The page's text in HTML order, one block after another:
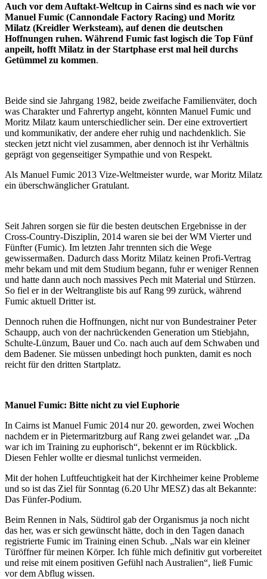
Auch vor dem Auftakt-Weltcup in Cairns sind es nach wie vor
Manuel Fumic (Cannondale Factory Racing) und Moritz
Milatz (Kreidler Werksteam), auf denen die deutschen
Hoffnungen ruhen. Während Fumic fast logisch die Top Fünf
anpeilt, hofft Milatz in der Startphase erst mal heil durchs
Getümmel zu kommen.
Beide sind sie Jahrgang 1982, beide zweifache Familienväter, doch
was Charakter und Fahrertyp angeht, könnten Manuel Fumic und
Moritz Milatz kaum unterschiedlicher sein. Der eine extrovertiert
und kommunikativ, der andere eher ruhig und nachdenklich. Sie
stecken jetzt nicht viel zusammen, aber dennoch ist ihr Verhältnis
geprägt von gegenseitiger Sympathie und von Respekt.
Als Manuel Fumic 2013 Vize-Weltmeister wurde, war Moritz Milatz
ein überschwänglicher Gratulant.
Seit Jahren sorgen sie für die besten deutschen Ergebnisse in der
Cross-Country-Disziplin, 2014 waren sie bei der WM Vierter und
Fünfter (Fumic). Im letzten Jahr trennten sich die Wege
gewissermaßen. Dadurch dass Moritz Milatz keinen Profi-Vertrag
mehr bekam und mit dem Studium begann, fuhr er weniger Rennen
und hatte dann auch noch massives Pech mit Material und Stürzen.
So fiel er in der Weltrangliste bis auf Rang 99 zurück, während
Fumic aktuell Dritter ist.
Dennoch ruhen die Hoffnungen, nicht nur von Bundestrainer Peter
Schaupp, auch von der nachrückenden Generation um Stiebjahn,
Schulte-Lünzum, Bauer und Co. nach auch auf dem Schwaben und
dem Badener. Sie müssen unbedingt hoch punkten, damit es noch
reicht für den dritten Startplatz.
Manuel Fumic: Bitte nicht zu viel Euphorie
In Cairns ist Manuel Fumic 2014 nur 20. geworden, zwei Wochen
nachdem er in Pietermaritzburg auf Rang zwei gelandet war. „Da
war ich im Training zu euphorisch“, bekennt er im Rückblick.
Diesen Fehler wollte er diesmal tunlichst vermeiden.
Mit der hohen Luftfeuchtigkeit hat der Kirchheimer keine Probleme
und so ist das Ziel für Sonntag (6.20 Uhr MESZ) das alt Bekannte:
Das Fünfer-Podium.
Beim Rennen in Nals, Südtirol gab der Organismus ja noch nicht
das her, was er sich gewünscht hätte, doch in den Tagen danach
registrierte Fumic im Training einen Schub. „Nals war ein kleiner
Türöffner für meinen Körper. Ich fühle mich definitiv gut vorbereitet
und reise mit einem positiven Gefühl nach Australien“, ließ Fumic
vor dem Abflug wissen.